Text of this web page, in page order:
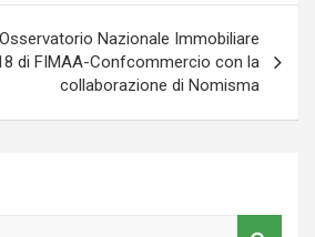
Nazionale Immobiliare
di FIMAA-Confcommercio con la
collaborazione di Nomisma